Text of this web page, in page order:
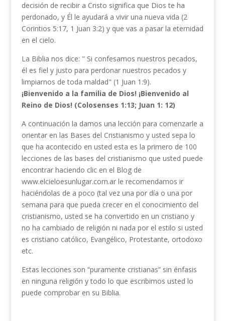
decisión de recibir a Cristo significa que Dios te ha
perdonado, y Él le ayudará a vivir una nueva vida (2
Corintios 5:17, 1 Juan 3:2) y que vas a pasar la eternidad
en el cielo.
La Biblia nos dice: " Si confesamos nuestros pecados,
él es fiel y justo para perdonar nuestros pecados y
limpiarnos de toda maldad" (1 Juan 1:9).
¡Bienvenido a la familia de Dios! ¡Bienvenido al
Reino de Dios! (Colosenses 1:13; Juan 1: 12)
A continuación la damos una lección para comenzarle a
orientar en las Bases del Cristianismo y usted sepa lo
que ha acontecido en usted esta es la primero de 100
lecciones de las bases del cristianismo que usted puede
encontrar haciendo clic en el Blog de
www.elcieloesunlugar.com.ar le recomendamos ir
haciéndolas de a poco (tal vez una por día o una por
semana para que pueda crecer en el conocimiento del
cristianismo, usted se ha convertido en un cristiano y
no ha cambiado de religión ni nada por el estilo si usted
es cristiano católico, Evangélico, Protestante, ortodoxo
etc.
Estas lecciones son “puramente cristianas” sin énfasis
en ninguna religión y todo lo que escribimos usted lo
puede comprobar en su Biblia.